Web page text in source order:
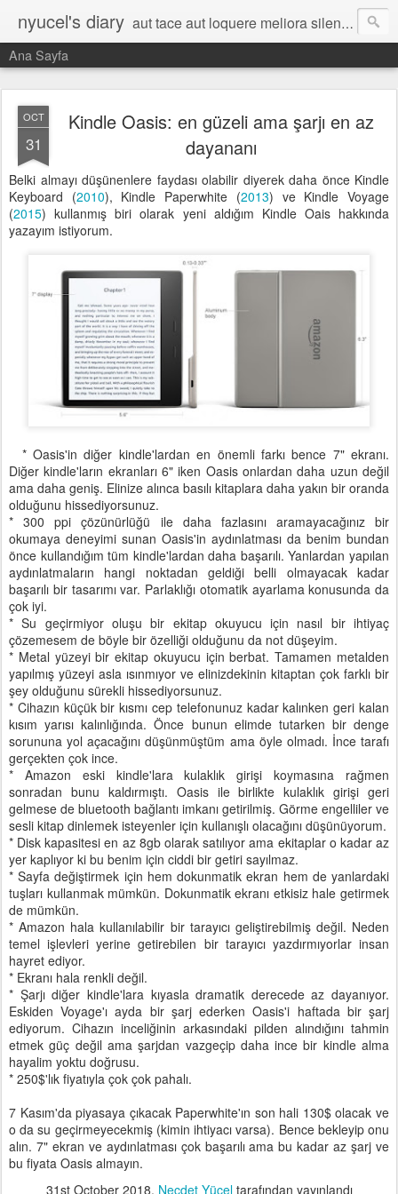
nyucel's diary aut tace aut loquere meliora silentio
Ana Sayfa
OCT
31
Kindle Oasis: en güzeli ama şarjı en az
dayananı
Belki almayı düşünenlere faydası olabilir diyerek daha önce Kindle
Keyboard (2010), Kindle Paperwhite (2013) ve Kindle Voyage
(2015) kullanmış biri olarak yeni aldığım Kindle Oais hakkında
yazayım istiyorum.
* Oasis'in diğer kindle'lardan en önemli farkı bence 7" ekranı.
Diğer kindle'ların ekranları 6" iken Oasis onlardan daha uzun değil
ama daha geniş. Elinize alınca basılı kitaplara daha yakın bir oranda
olduğunu hissediyorsunuz.
* 300 ppi çözünürlüğü ile daha fazlasını aramayacağınız bir
okumaya deneyimi sunan Oasis'in aydınlatması da benim bundan
önce kullandığım tüm kindle'lardan daha başarılı. Yanlardan yapılan
aydınlatmaların hangi noktadan geldiği belli olmayacak kadar
başarılı bir tasarımı var. Parlaklığı otomatik ayarlama konusunda da
çok iyi.
* Su geçirmiyor oluşu bir ekitap okuyucu için nasıl bir ihtiyaç
çözemesem de böyle bir özelliği olduğunu da not düşeyim.
* Metal yüzeyi bir ekitap okuyucu için berbat. Tamamen metalden
yapılmış yüzeyi asla ısınmıyor ve elinizdekinin kitaptan çok farklı bir
şey olduğunu sürekli hissediyorsunuz.
* Cihazın küçük bir kısmı cep telefonunuz kadar kalınken geri kalan
kısım yarısı kalınlığında. Önce bunun elimde tutarken bir denge
sorununa yol açacağını düşünmüştüm ama öyle olmadı. İnce tarafı
gerçekten çok ince.
* Amazon eski kindle'lara kulaklık girişi koymasına rağmen
sonradan bunu kaldırmıştı. Oasis ile birlikte kulaklık girişi geri
gelmese de bluetooth bağlantı imkanı getirilmiş. Görme engelliler ve
sesli kitap dinlemek isteyenler için kullanışlı olacağını düşünüyorum.
* Disk kapasitesi en az 8gb olarak satılıyor ama ekitaplar o kadar az
yer kaplıyor ki bu benim için ciddi bir getiri sayılmaz.
* Sayfa değiştirmek için hem dokunmatik ekran hem de yanlardaki
tuşları kullanmak mümkün. Dokunmatik ekranı etkisiz hale getirmek
de mümkün.
* Amazon hala kullanılabilir bir tarayıcı geliştirebilmiş değil. Neden
temel işlevleri yerine getirebilen bir tarayıcı yazdırmıyorlar insan
hayret ediyor.
* Ekranı hala renkli değil.
* Şarjı diğer kindle'lara kıyasla dramatik derecede az dayanıyor.
Eskiden Voyage'ı ayda bir şarj ederken Oasis'i haftada bir şarj
ediyorum. Cihazın inceliğinin arkasındaki pilden alındığını tahmin
etmek güç değil ama şarjdan vazgeçip daha ince bir kindle alma
hayalim yoktu doğrusu.
* 250$'lık fiyatıyla çok çok pahalı.
7 Kasım'da piyasaya çıkacak Paperwhite'ın son hali 130$ olacak ve
o da su geçirmeyecekmiş (kimin ihtiyacı varsa). Bence bekleyip onu
alın. 7" ekran ve aydınlatması çok başarılı ama bu kadar az şarj ve
bu fiyata Oasis almayın.
31st October 2018, Necdet Yüceltarafından yayınlandı